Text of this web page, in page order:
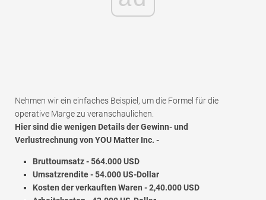
Nehmen wir ein einfaches Beispiel, um die Formel für die
operative Marge zu veranschaulichen.
Hier sind die wenigen Details der Gewinn- und
Verlustrechnung von YOU Matter Inc. -
Bruttoumsatz - 564.000 USD
Umsatzrendite - 54.000 US-Dollar
Kosten der verkauften Waren - 2,40.000 USD